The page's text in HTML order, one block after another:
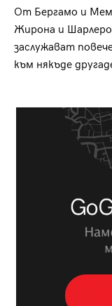
От Бергамо и
Жирона и
заслужават
към някъде